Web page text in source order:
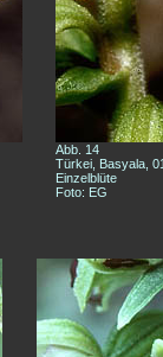
Abb. 14
Türkei, Basyala,
Einzelblüte
Foto: EG